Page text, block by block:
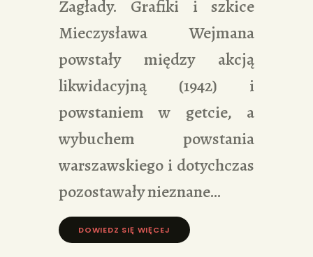
Zagłady. Grafiki i szkice
Mieczysława Wejmana
powstały między akcją
likwidacyjną (1942) i
powstaniem w getcie, a
wybuchem powstania
warszawskiego i dotychczas
pozostawały nieznane…
DOWIEDZ SIĘ WIĘCEJ »